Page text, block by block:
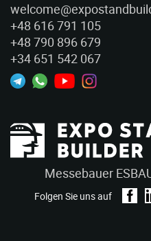
Messebauer
Folgen Sie uns auf
+48 616 791 105
+48 790 896 679
+34 651 542 067